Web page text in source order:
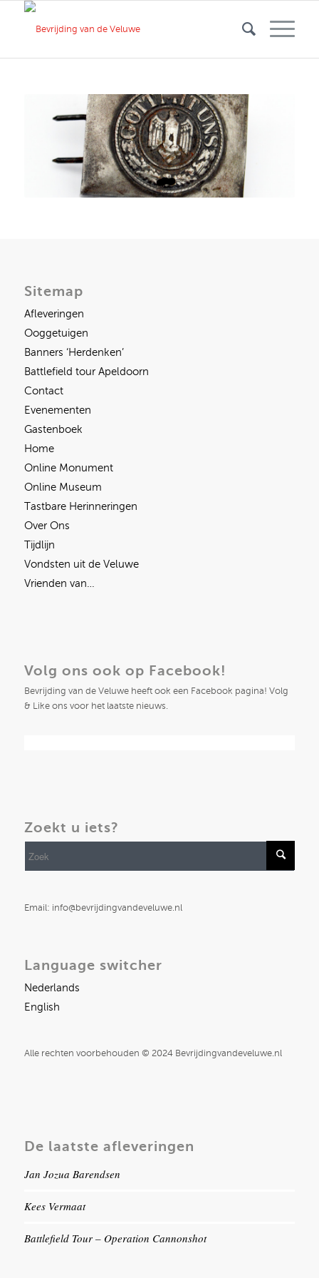
Sitemap
Afleveringen
Ooggetuigen
Banners ‘Herdenken’
Battlefield tour Apeldoorn
Contact
Evenementen
Gastenboek
Home
Online Monument
Online Museum
Tastbare Herinneringen
Over Ons
Tijdlijn
Vondsten uit de Veluwe
Vrienden van…
Volg ons ook op Facebook!
Bevrijding van de Veluwe heeft ook een Facebook pagina! Volg
& Like ons voor het laatste nieuws.
Zoekt u iets?
Email: info@bevrijdingvandeveluwe.nl
Language switcher
Nederlands
English
Alle rechten voorbehouden © 2024 Bevrijdingvandeveluwe.nl
De laatste afleveringen
Jan Jozua Barendsen
Kees Vermaat
Battlefield Tour – Operation Cannonshot